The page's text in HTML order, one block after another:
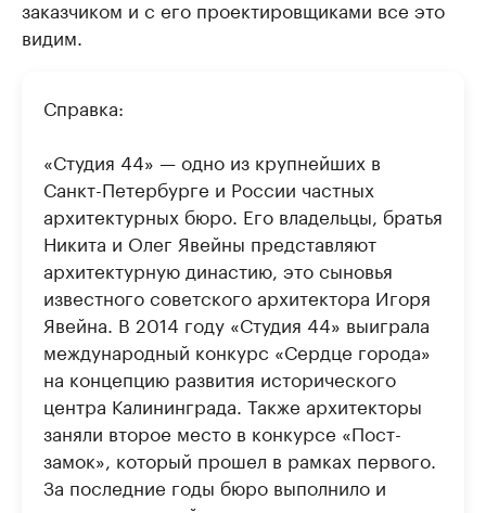
заказчиком и с его проектировщиками все это
видим.
Справка:
«Студия 44» — одно из крупнейших в
Санкт-Петербурге и России частных
архитектурных бюро. Его владельцы, братья
Никита и Олег Явейны представляют
архитектурную династию, это сыновья
известного советского архитектора Игоря
Явейна. В 2014 году «Студия 44» выиграла
международный конкурс «Сердце города»
на концепцию развития исторического
центра Калининграда. Также архитекторы
заняли второе место в конкурсе «Пост-
замок», который прошел в рамках первого.
За последние годы бюро выполнило и